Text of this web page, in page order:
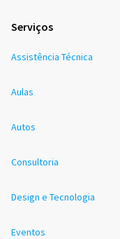
Serviços
Assistência Técnica
Aulas
Autos
Consultoria
Design e Tecnologia
Eventos